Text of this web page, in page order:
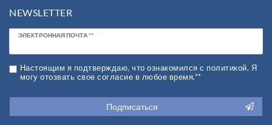
NEWSLETTER
ЭЛЕКТРОННАЯ ПОЧТА **
Newsletter
Настоящим я подтверждаю, что ознакомился с политикой. Я
могу отозвать свое согласие в любое время.**
Подписаться